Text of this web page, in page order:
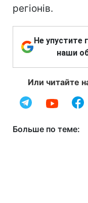
регіонів.
Не упустите
наши
Или читайте
Больше по теме: